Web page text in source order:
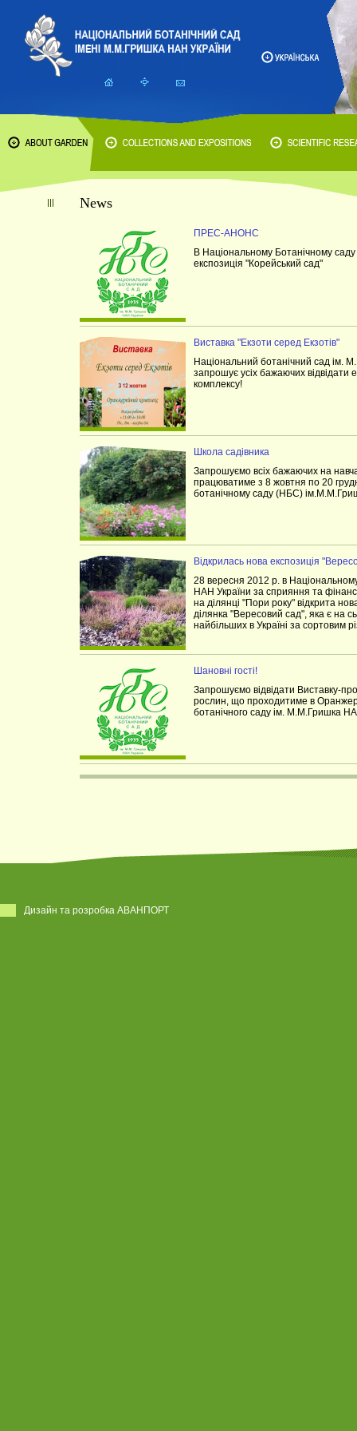
News
ПРЕС-АНОНС
В Національному Ботанічному саду
експозиція "Корейський сад"
Виставка "Екзоти серед Екзотів"
Національний ботанічний сад ім.
запрошує усіх бажаючих відвідати
комплексу!
Школа садівника
Запрошуємо всіх бажаючих на
працюватиме з 8 жовтня по 20
ботанічному саду (НБС)
Відкрилась нова експозиція
28 вересня 2012 р. в
НАН України за сприяння та
на ділянці "Пори року" відкрита
ділянка "Вересовий сад", яка є на
найбільших в Україні за сортовим
Шановні гості!
Запрошуємо відвідати Виставку-
рослин, що проходитиме в
ботанічного саду ім. М.М.Гришка
Дизайн та розробка АВАНПОРТ